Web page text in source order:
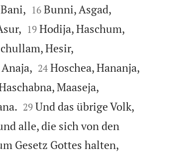

16 Bunni, Asgad,

19 Hodija, Haschum,
Hesir,

24 Hoschea, Hananja,
Maaseja,

29 Und das übrige Volk,
alle, die sich von den
Gesetz Gottes halten,